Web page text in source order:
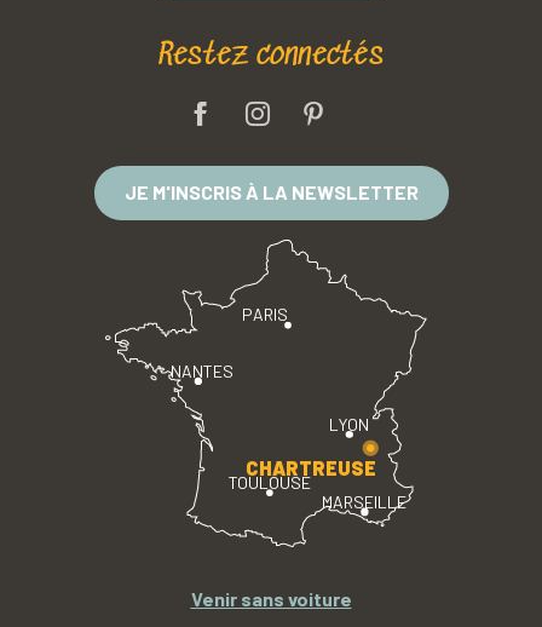
Restez connectés
JE M'INSCRIS À LA NEWSLETTER
PARIS
LYON
TOULOUSE
MARSEILLE
NANTES
CHARTREUSE
Venir sans voiture